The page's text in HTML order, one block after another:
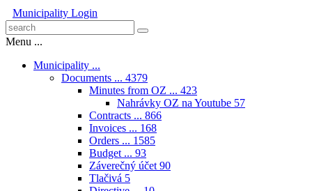
Municipality Login
Menu ...
Municipality ...
Documents ... 4379
Minutes from OZ ... 423
Nahrávky OZ na Youtube 57
Contracts ... 866
Invoices ... 168
Orders ... 1585
Budget ... 93
Záverečný účet 90
Tlačivá 5